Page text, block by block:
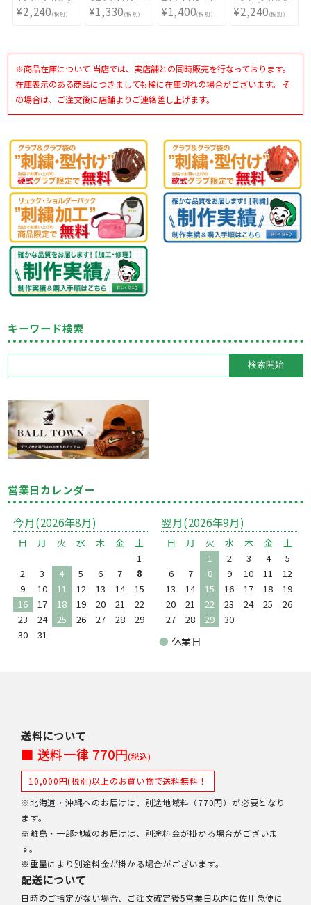
いタイプ 50mm幅
×50m 2巻入 レッ
ド ブルー イエロー
¥2,240(税別)
ール S2Y1200 Y
¥1,330(税別)
ル MSN64 V
¥1,400(税別)
いタイプ 40mm幅
×50m 2巻入 レッ
ド グリーン AC-
¥2,240(税別)
※商品在庫について 当店では、実店舗との同時販売を行なっております。
在庫表示のある商品につきましても稀に在庫切れの場合がございます。 そ
の場合は、ご注文後に店舗よりご連絡差し上げます。
キーワード検索
営業日カレンダー
今月(2026年8月)
日 月 火 水 木 金
土
1
2
3 4 5 6 7
8
9
10 11 12 13 14
15
16
17 18 19 20 21
22
23
24 25 26 27 28
29
30
31
翌月(2026年9月)
日 月 火 水 木 金
土
1
2 3 4
5
6
7 8 9 10 11
12
13
14 15 16 17 18
19
20
21 22 23 24 25
26
27
28 29 30
● 休業日
送料について
■ 送料一律 770円(税込)
10,000円(税別)以上のお買い物で送料無料！
※北海道・沖縄へのお届けは、別途地域料（770円）が必要となり
ます。
※離島・一部地域のお届けは、別途料金が掛かる場合がございま
す。
※重量により別途料金が掛かる場合がございます。
配送について
日時のご指定がない場合、ご注文確定後5営業日以内に佐川急便に